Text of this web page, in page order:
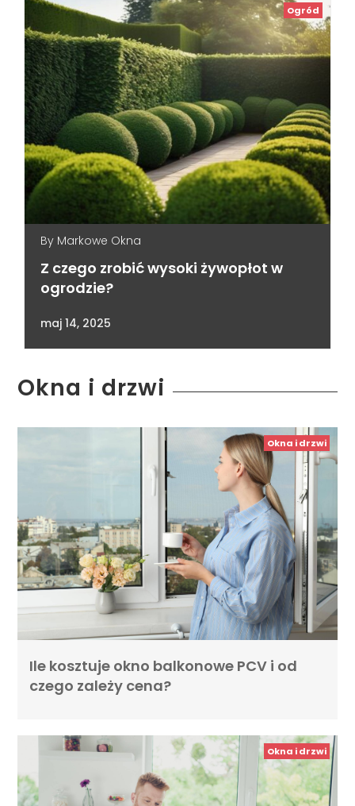
Ogród
By Markowe Okna
Z czego zrobić wysoki żywopłot w
ogrodzie?
maj 14, 2025
Okna i drzwi
Okna i drzwi
Ile kosztuje okno balkonowe PCV i od
czego zależy cena?
Okna i drzwi